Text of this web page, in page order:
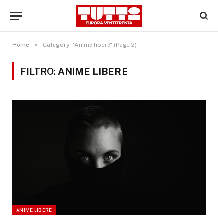
Home » Category: "Anime libere" (Page 2)
FILTRO: ANIME LIBERE
ANIME LIBERE